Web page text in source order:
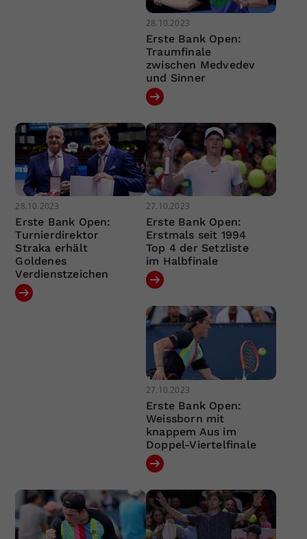
28.10.2023
Erste Bank Open:
Traumfinale
zwischen Medvedev
und Sinner
28.10.2023
Erste Bank Open:
Turnierdirektor
Straka erhält
Goldenes
Verdienstzeichen
27.10.2023
Erste Bank Open:
Erstmals seit 1994
Top 4 der Setzliste
im Halbfinale
27.10.2023
Erste Bank Open:
Weissborn mit
knappem Aus im
Doppel-Viertelfinale